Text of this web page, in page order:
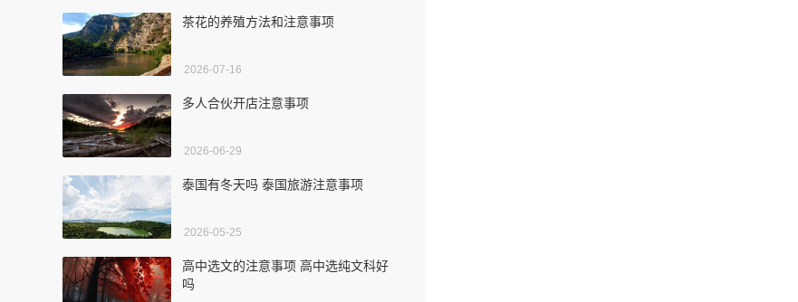
茶花的养殖方法和注意事项
2026-07-16
多人合伙开店注意事项
2026-06-29
泰国有冬天吗 泰国旅游注意事项
2026-05-25
高中选文的注意事项 高中选纯文科好
吗